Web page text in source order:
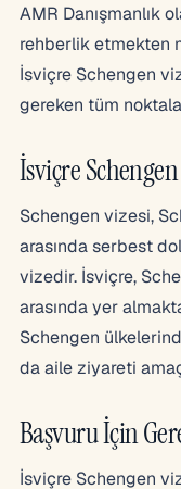
AMR Danışmanlık
rehberlik etmekten
İsviçre Schengen
gereken tüm
İsviçre
Schengen vizesi,
arasında serbest
vizedir. İsviçre,
arasında yer
Schengen
da aile ziyareti
Başvuru İçin
İsviçre Schengen